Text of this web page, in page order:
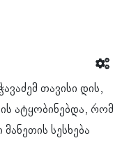
თავისი დის,
ატყობინებდა, რომ
სესხება